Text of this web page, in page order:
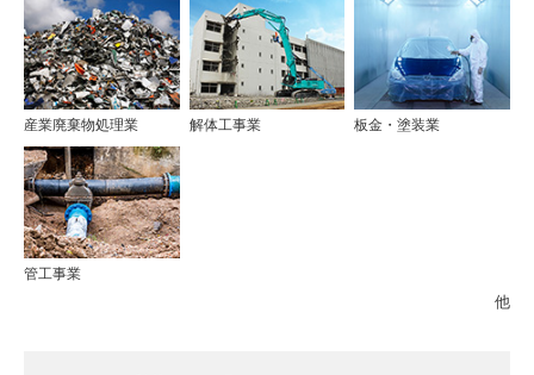
産業廃棄物処理業 解体工事業 板金・塗装業
管工事業
他